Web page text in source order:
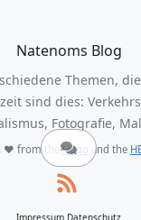
Natenoms Blog
Themen,
sind dies:
Fotografie,
❤️ from theHugo and the
Impressum Datenschutz